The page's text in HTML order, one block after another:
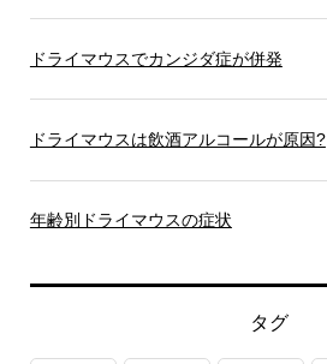
ドライマウスでカンジダ症が併発
ドライマウスは飲酒アルコールが原因?
年齢別ドライマウスの症状
タグ